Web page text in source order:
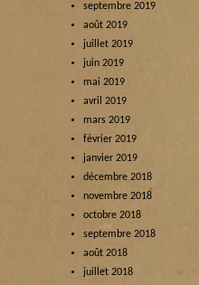
septembre 2019
août 2019
juillet 2019
juin 2019
mai 2019
avril 2019
mars 2019
février 2019
janvier 2019
décembre 2018
novembre 2018
octobre 2018
septembre 2018
août 2018
juillet 2018